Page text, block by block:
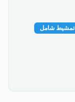
تمشيط شامل